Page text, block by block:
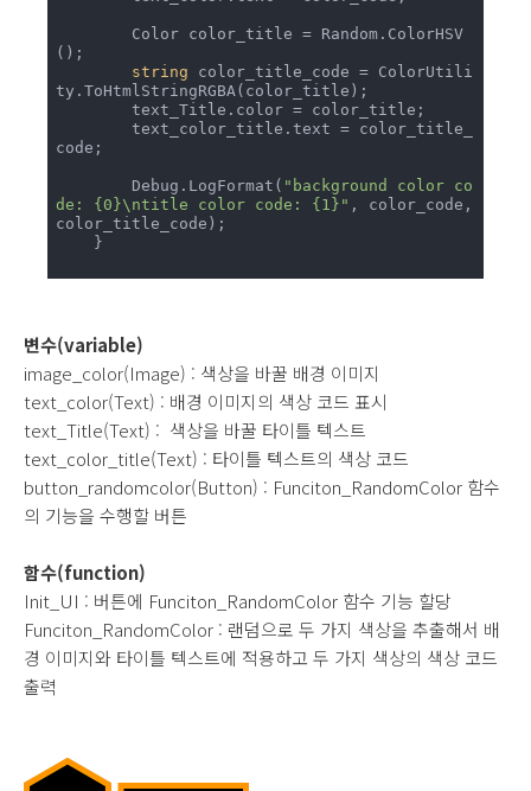
();
string color_title_code = ColorUtili
ty.ToHtmlStringRGBA(color_title);
code;
        Debug.LogFormat(
"background color co
de: {0}\ntitle color code: {1}" , color_code,
color_title_code);
변수(variable)
image_color(Image) : 색상을 바꿀 배경 이미지
text_color(Text) : 배경 이미지의 색상 코드 표시
text_Title(Text) : 색상을 바꿀 타이틀 텍스트
text_color_title(Text) : 타이틀 텍스트의 색상 코드
button_randomcolor(Button) : Funciton_RandomColor 함수
의 기능을 수행할 버튼
함수(function)
Init_UI : 버튼에 Funciton_RandomColor 함수 기능 할당
Funciton_RandomColor : 랜덤으로 두 가지 색상을 추출해서 배
경 이미지와 타이틀 텍스트에 적용하고 두 가지 색상의 색상 코드
출력